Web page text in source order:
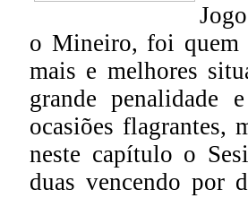
o Mineiro, foi quem
mais e melhores
grande penalidade
ocasiões flagrantes,
neste capítulo o
duas vencendo por